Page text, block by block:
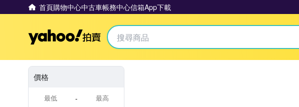
首頁購物中心中古車帳務中心信箱App下載
Yahoo拍賣
價格
-